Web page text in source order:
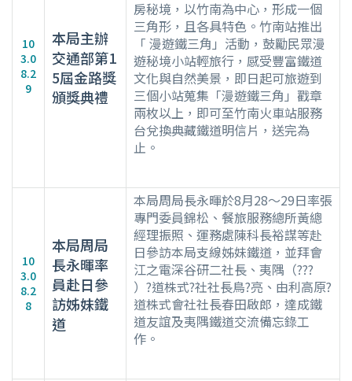
10
3.0
8.2
9
本局主辦
交通部第1
5屆金路獎
頒獎典禮
房秘境，以竹南為中心，形成一個
三角形，且各具特色。竹南站推出
「 漫遊鐵三角」活動，鼓勵民眾漫
遊秘境小站輕旅行，感受豐富鐵道
文化與自然美景，即日起可旅遊到
三個小站蒐集「漫遊鐵三角」戳章
兩枚以上，即可至竹南火車站服務
台兌換典藏鐵道明信片，送完為
止。
10
3.0
8.2
8
本局周局
長永暉率
員赴日參
訪姊妹鐵
道
本局周局長永暉於8月28～29日率張
專門委員錦松、餐旅服務總所黃總
經理振照、運務處陳科長裕謀等赴
日參訪本局支線姊妹鐵道，並拜會
江之電深谷研二社長、夷隅（???
）?道株式?社社長鳥?亮、由利高原?
道株式會社社長春田啟郎，達成鐵
道友誼及夷隅鐵道交流備忘錄工
作。